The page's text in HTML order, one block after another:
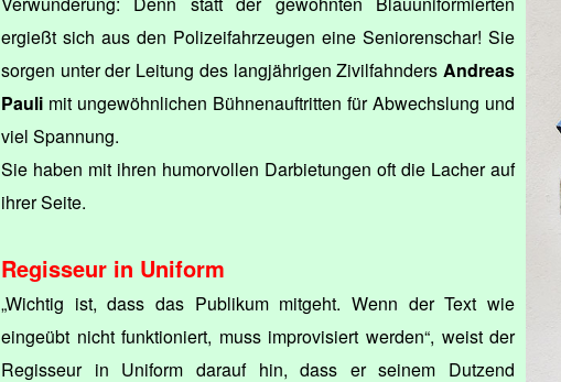
ergießt sich aus den Polizeifahrzeugen eine Seniorenschar! Sie
sorgen unter der Leitung des langjährigen ZivilfahndersAndreas
Pauli mit ungewöhnlichen Bühnenauftritten für Abwechslung und
viel Spannung.
Sie haben mit ihren humorvollen Darbietungen oft die Lacher auf
ihrer Seite.
Regisseur in Uniform
„Wichtig ist, dass das Publikum mitgeht. Wenn der Text wie
eingeübt nicht funktioniert, muss improvisiert werden“, weist der
Regisseur in Uniform darauf hin, dass er seinem Dutzend